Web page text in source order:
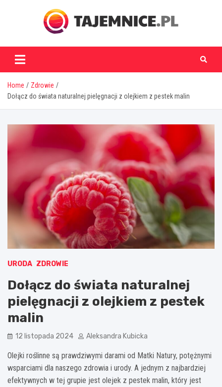
tajemnice.pl
Home
Zdrowie
Dołącz do świata naturalnej pielęgnacji z olejkiem z pestek malin
URODA ZDROWIE
Dołącz do świata naturalnej
pielęgnacji z olejkiem z pestek
malin
12 listopada 2024 Aleksandra Kubicka
Olejki roślinne są prawdziwymi darami od Matki Natury, potężnymi
wsparciami dla naszego zdrowia i urody. A jednym z najbardziej
efektywnych w tej grupie jest olejek z pestek malin, który jest